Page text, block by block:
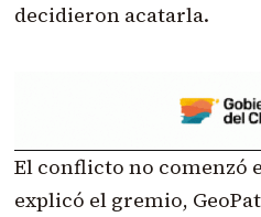
decidieron acatarla.
El conflicto no comenzó
explicó el gremio,